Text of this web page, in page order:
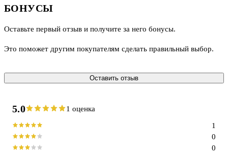
БОНУСЫ
Оставьте первый отзыв и получите за него бонусы.
Это поможет другим покупателям сделать правильный выбор.
Оставить отзыв
5.0 1 оценка
0
0
1